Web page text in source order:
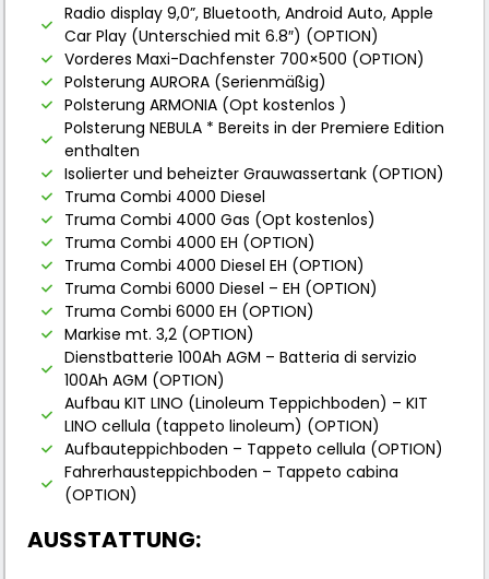
Radio display 9,0”, Bluetooth, Android Auto, Apple
Car Play (Unterschied mit 6.8″) (OPTION)
Vorderes Maxi-Dachfenster 700×500 (OPTION)
Polsterung AURORA (Serienmäßig)
Polsterung ARMONIA (Opt kostenlos )
Polsterung NEBULA * Bereits in der Premiere Edition
enthalten
Isolierter und beheizter Grauwassertank (OPTION)
Truma Combi 4000 Diesel
Truma Combi 4000 Gas (Opt kostenlos)
Truma Combi 4000 EH (OPTION)
Truma Combi 4000 Diesel EH (OPTION)
Truma Combi 6000 Diesel – EH (OPTION)
Truma Combi 6000 EH (OPTION)
Markise mt. 3,2 (OPTION)
Dienstbatterie 100Ah AGM – Batteria di servizio
100Ah AGM (OPTION)
Aufbau KIT LINO (Linoleum Teppichboden) – KIT
LINO cellula (tappeto linoleum) (OPTION)
Aufbauteppichboden – Tappeto cellula (OPTION)
Fahrerhausteppichboden – Tappeto cabina
(OPTION)
AUSSTATTUNG: